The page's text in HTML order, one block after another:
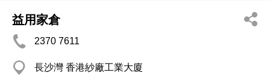
益用家倉
2370 7611
長沙灣 香港紗廠工業大廈